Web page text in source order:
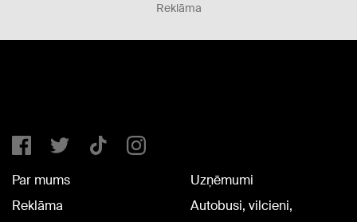
Reklāma
Par mums
Reklāma
Uzņēmumi
Autobusi, vilcieni,